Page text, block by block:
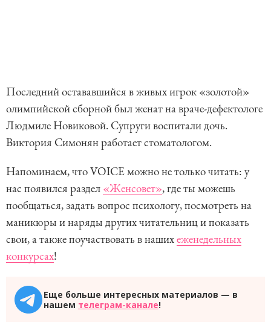
Последний остававшийся в живых игрок «золотой»
олимпийской сборной был женат на враче-дефектологе
Людмиле Новиковой. Супруги воспитали дочь.
Виктория Симонян работает стоматологом.
Напоминаем, что VOICE можно не только читать: у
нас появился раздел «Женсовет», где ты можешь
пообщаться, задать вопрос психологу, посмотреть на
маникюры и наряды других читательниц и показать
свои, а также поучаствовать в нашихеженедельных
конкурсах!
Еще больше интересных материалов — в
нашем телеграм-канале!